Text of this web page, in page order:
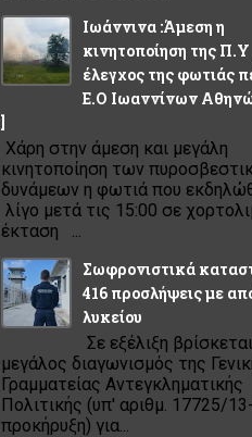
Ιωάννινα :Άμεση η
κινητοποίηση της
έλεγχος της φωτιάς
Ε.Ο Ιωαννίνων
]
Χάρη στην άμεση και μεγάλη
κινητοποίηση των
δυνάμεων η φωτιά που
λίγο μετά τις 15:00 σε
έκταση ...
Σωφρονιστικά
416 προσλήψεις με
λυκείου
Σε εξέλιξη
μεγάλος διαγωνισμός της
Γραμματείας Αντεγκληματικής
Πολιτικής (υπ' αριθμ. 17725/
προκήρυξη) για...